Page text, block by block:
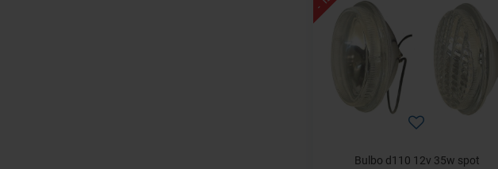
Bulbo d110 12v 35w spot